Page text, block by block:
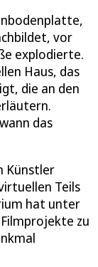
vor
explodierte.
Haus, das
die an den
das
Künstler
Teils
hat unter
zu